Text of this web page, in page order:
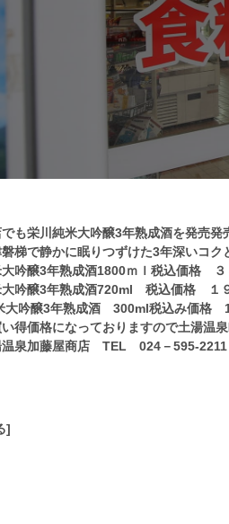
も栄川純米大吟醸3年熟成酒を発売発
梯で静かに眠りつずけた3年深いコク
吟醸3年熟成酒1800ｍｌ税込価格 ３
大吟醸3年熟成酒720ml 税込価格 １
大吟醸3年熟成酒 300ml税込み価格
得価格になっておりますので土湯温
温泉加藤屋商店 TEL 024－595-
]